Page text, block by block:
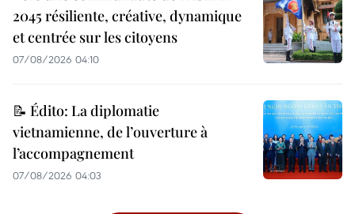
2045 résiliente, créative, dynamique
et centrée sur les citoyens
07/08/2026 04:10
📝 Édito: La diplomatie
vietnamienne, de l’ouverture à
l’accompagnement
07/08/2026 04:03